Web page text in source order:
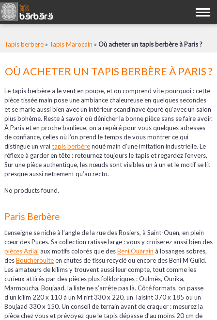
Tapis berbere» Tapis Marocain » Où acheter un tapis berbère à Paris ?
OÙ ACHETER UN TAPIS BERBÈRE À PARIS ?
Le tapis berbère a le vent en poupe, et on comprend vite pourquoi : cette
pièce tissée main pose une ambiance chaleureuse en quelques secondes
et se marie aussi bien avec un intérieur scandinave épuré qu’avec un salon
plus bohème. Reste à savoir où dénicher la bonne pièce sans se faire avoir.
À Paris et en proche banlieue, on a repéré pour vous quelques adresses
de confiance, celles où l’on prend le temps de vous montrer ce qui
distingue un vraitapis berbèrenoué main d’une imitation industrielle. Le
réflexe à garder en tête : retournez toujours le tapis et regardez l’envers.
Sur une pièce authentique, les nœuds sont visibles un à un et le motif se lit
presque aussi nettement qu’au recto.
No products found.
Paris Berbère
L’enseigne se niche à l’angle de la rue des Rosiers, à Saint-Ouen, en plein
cœur des Puces. Sa collection ratisse large : vous y croiserez aussi bien des
pièces Azilal aux motifs colorés que desBeni Ouarain à losanges sobres,
desBoucherouiteen chutes de tissu recyclé ou encore des Beni M’Guild.
Les amateurs de kilims y trouvent aussi leur compte, tout comme les
curieux attirés par des pièces plus folkloriques : Oulmès, Ourika,
Marmoucha, Boujaad, la liste ne s’arrête pas là. Côté formats, on passe
d’un kilim 220 x 110 à un M’rirt 330 x 220, un Talsint 370 x 185 ou un
Boujaad 330 x 150. Un conseil de terrain avant de craquer : mesurez la
pièce chez vous et prévoyez que le tapis dépasse d’au moins 20 cm de